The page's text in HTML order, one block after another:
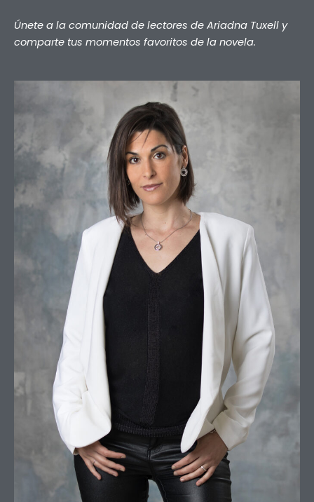
Únete a la comunidad de lectores de Ariadna Tuxell y
comparte tus momentos favoritos de la novela.